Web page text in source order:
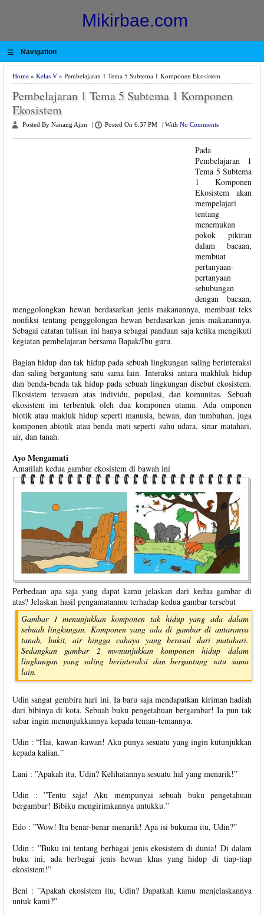
Mikirbae.com
≡ Navigation
Home » Kelas V » Pembelajaran 1 Tema 5 Subtema 1 Komponen Ekosistem
Pembelajaran 1 Tema 5 Subtema 1 Komponen
Ekosistem
Posted By Nanang Ajim Posted On 6:37 PM With No Comments
Pada
Pembelajaran 1
Tema 5 Subtema
1 Komponen
Ekosistem akan
mempelajari
tentang
menemukan
pokok pikiran
dalam bacaan,
membuat
pertanyaan-
pertanyaan
sehubungan
dengan bacaan,
menggolongkan hewan berdasarkan jenis makanannya, membuat teks
nonfiksi tentang penggolongan hewan berdasarkan jenis makanannya.
Sebagai catatan tulisan ini hanya sebagai panduan saja ketika mengikuti
kegiatan pembelajaran bersama Bapak/Ibu guru.
Bagian hidup dan tak hidup pada sebuah lingkungan saling berinteraksi
dan saling bergantung satu sama lain. Interaksi antara makhluk hidup
dan benda-benda tak hidup pada sebuah lingkungan disebut ekosistem.
Ekosistem tersusun atas individu, populasi, dan komunitas. Sebuah
ekosistem ini terbentuk oleh dua komponen utama. Ada omponen
biotik atau makluk hidup seperti manusia, hewan, dan tumbuhan, juga
komponen abiotik atau benda mati seperti suhu udara, sinar matahari,
air, dan tanah.
Ayo Mengamati
Amatilah kedua gambar ekosistem di bawah ini
Perbedaan apa saja yang dapat kamu jelaskan dari kedua gambar di
atas? Jelaskan hasil pengamatanmu terhadap kedua gambar tersebut
Gambar 1 menunjukkan komponen tak hidup yang ada dalam
sebuah lingkungan. Komponen yang ada di gambar di antaranya
tanah, bukit, air hingga cahaya yang berasal dari matahari.
Sedangkan gambar 2 mwnunjukkan komponen hidup dalam
lingkungan yang saling berinteraksi dan bergantung satu sama
lain.
Udin sangat gembira hari ini. Ia baru saja mendapatkan kiriman hadiah
dari bibinya di kota. Sebuah buku pengetahuan bergambar! Ia pun tak
sabar ingin menunjukkannya kepada teman-temannya.
Udin : “Hai, kawan-kawan! Aku punya sesuatu yang ingin kutunjukkan
kepada kalian.”
Lani : ”Apakah itu, Udin? Kelihatannya sesuatu hal yang menarik!”
Udin : ”Tentu saja! Aku mempunyai sebuah buku pengetahuan
bergambar! Bibiku mengirimkannya untukku.”
Edo : ”Wow! Itu benar-benar menarik! Apa isi bukumu itu, Udin?”
Udin : ”Buku ini tentang berbagai jenis ekosistem di dunia! Di dalam
buku ini, ada berbagai jenis hewan khas yang hidup di tiap-tiap
ekosistem!”
Beni : ”Apakah ekosistem itu, Udin? Dapatkah kamu menjelaskannya
untuk kami?”